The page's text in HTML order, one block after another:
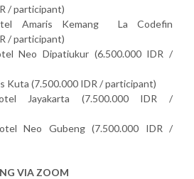
/ participant)
Amaris Kemang La Codefin
/ participant)
Neo Dipatiukur (6.500.000 IDR /
Kuta (7.500.000 IDR / participant)
Jayakarta (7.500.000 IDR /
Neo Gubeng (7.500.000 IDR /
VIA ZOOM